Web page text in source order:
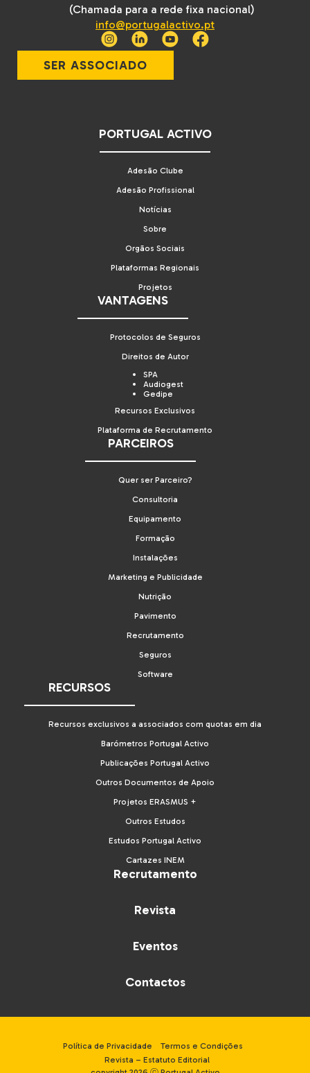
(Chamada para a rede fixa nacional)
info@portugalactivo.pt
SER ASSOCIADO
PORTUGAL ACTIVO
Adesão Clube
Adesão Profissional
Notícias
Sobre
Orgãos Sociais
Plataformas Regionais
Projetos
VANTAGENS
Protocolos de Seguros
Direitos de Autor
SPA
Audiogest
Gedipe
Recursos Exclusivos
Plataforma de Recrutamento
PARCEIROS
Quer ser Parceiro?
Consultoria
Equipamento
Formação
Instalações
Marketing e Publicidade
Nutrição
Pavimento
Recrutamento
Seguros
Software
RECURSOS
Recursos exclusivos a associados com quotas em dia
Barómetros Portugal Activo
Publicações Portugal Activo
Outros Documentos de Apoio
Projetos ERASMUS +
Outros Estudos
Estudos Portugal Activo
Cartazes INEM
Recrutamento
Revista
Eventos
Contactos
Política de Privacidade
Termos e Condições
Revista – Estatuto Editorial